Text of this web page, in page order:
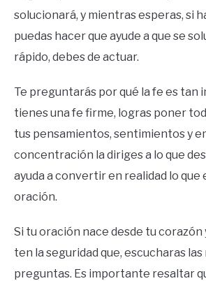
solucionará, y mientras esperas, si
puedas hacer que ayude a que se
rápido, debes de actuar.
Te preguntarás por qué la fe es tan
tienes una fe firme, logras poner
tus pensamientos, sentimientos y
concentración la diriges a lo que
ayuda a convertir en realidad lo que
oración.
Si tu oración nace desde tu corazón
ten la seguridad que, escucharas
preguntas. Es importante resaltar